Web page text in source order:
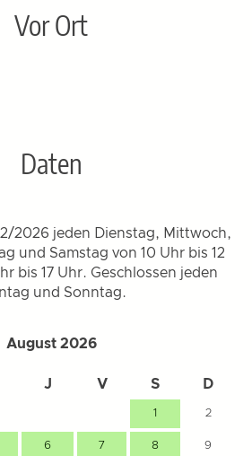
Vor Ort
Daten
2026 jeden Dienstag, Mittwoch,
und Samstag von 10 Uhr bis 12
bis 17 Uhr. Geschlossen jeden
und Sonntag.
August 2026
J V S D
1 2
6 7 8 9